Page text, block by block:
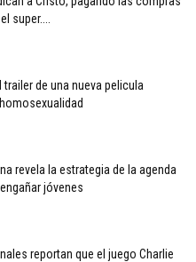
super....
de una nueva pelicula
revela la estrategia de la agenda
jóvenes
reportan que el juego Charlie